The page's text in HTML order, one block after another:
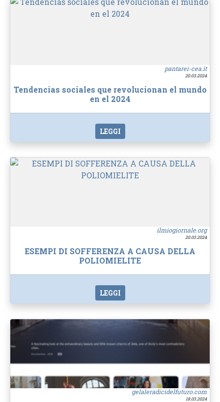
pantarei-cea.it
20.03.2024
Tendencias sociales que revolucionan el mundo
en el 2024
LEGGI
ilmiogiornale.org
20.03.2024
ESEMPI DI SOFFERENZA A CAUSA DELLA
POLIOMIELITE
LEGGI
gelaleradicidelfuturo.com
18.03.2024